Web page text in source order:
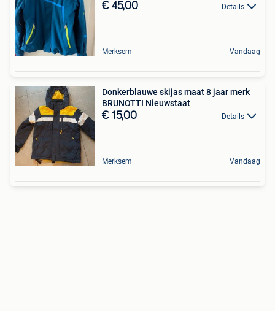
€ 45,00 Details
Merksem Vandaag
Donkerblauwe skijas maat 8 jaar merk
BRUNOTTI Nieuwstaat
€ 15,00 Details
Merksem Vandaag